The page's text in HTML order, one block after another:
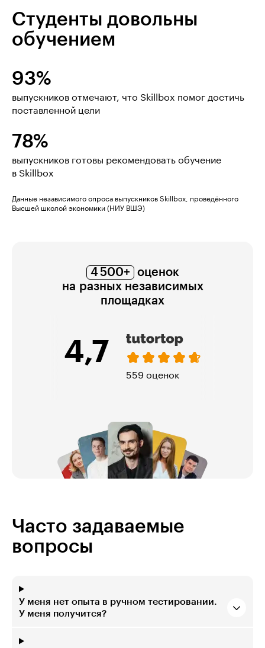
Студенты довольны
обучением
93%
выпускников отмечают, что Skillbox помог достичь
поставленной цели
78%
выпускников готовы рекомендовать обучение
в Skillbox
Данные независимого опроса выпускников Skillbox, проведённого
Высшей школой экономики (НИУ ВШЭ)
4 500+ оценок
на разных независимых
площадках
5,0
321 оценка
Часто задаваемые
вопросы
У меня нет опыта в ручном тестировании.
У меня получится?